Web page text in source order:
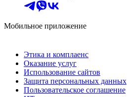
Мобильное приложение
Этика и комплаенс
Оказание услуг
Использование сайтов
Защита персональных данных
Пользовательское соглашение